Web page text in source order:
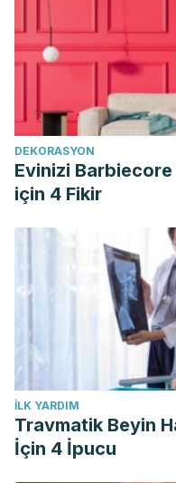
DEKORASYON
Evinizi Barbiecore
için 4 Fikir
İLK YARDIM
Travmatik Beyin
İçin 4 İpucu